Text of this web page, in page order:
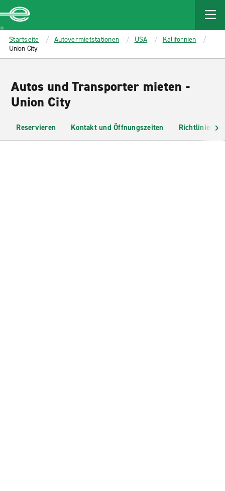
MAIN
CONTENT
Enterprise
Startseite Autovermietstationen USA
Kalifornien
Union City
Autos und Transporter mieten -
Union City
Reservieren Kontakt und Öffnungszeiten Richtlinien